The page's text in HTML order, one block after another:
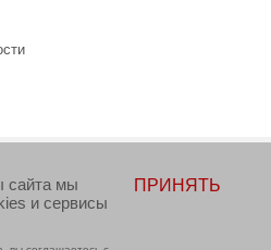
Интернет-магазин сейфов
информационный
сайта мы
и сервисы
ПРИНЯТЬ